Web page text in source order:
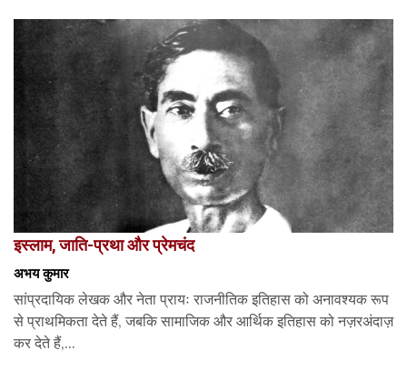
इस्लाम, जाति-प्रथा और प्रेमचंद
अभय कुमार
सांप्रदायिक लेखक और नेता प्रायः राजनीतिक इतिहास को अनावश्यक रूप
से प्राथमिकता देते हैं, जबकि सामाजिक और आर्थिक इतिहास को नज़रअंदाज़
कर देते हैं,...